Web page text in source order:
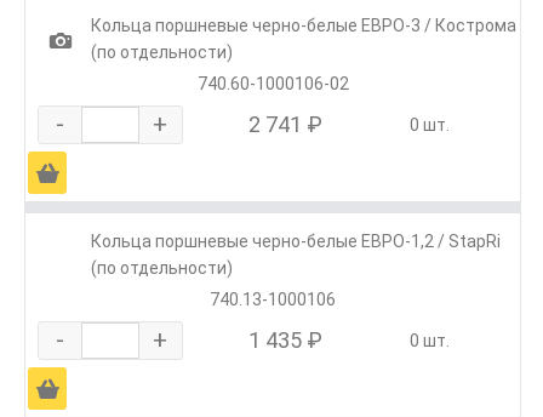
1
Кольца поршневые черно-белые ЕВРО-3 / Кострома
(по отдельности)
740.60-1000106-02
- + 2 741 ₽ 0 шт.
Ä
Кольца поршневые черно-белые ЕВРО-1,2 / StapRi
(по отдельности)
740.13-1000106
- + 1 435 ₽ 0 шт.
Ä